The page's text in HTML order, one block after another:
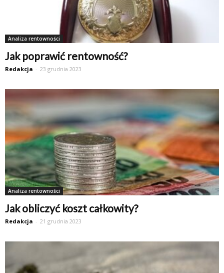
Analiza rentowności
Jak poprawić rentowność?
Redakcja - 23 grudnia 2023
Analiza rentowności
Jak obliczyć koszt całkowity?
Redakcja - 21 grudnia 2023